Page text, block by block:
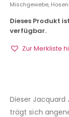
Mischgewebe,
Dieses Produkt
verfügbar.
Zur Merkliste
Dieser Jacquard
trägt sich